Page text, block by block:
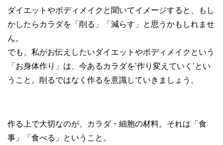
ダイエットやボディメイクと聞いてイメージすると、もし
かしたらカラダを「削る」「減らす」と思うかもしれませ
ん。
でも、私がお伝えしたいダイエットやボディメイクという
「お身体作り」は、今あるカラダを’作り変えていく’とい
うこと。削るではなく作るを意識していきましょう。
作る上で大切なのが、カラダ・細胞の材料。それは「食
事」「食べる」ということ。